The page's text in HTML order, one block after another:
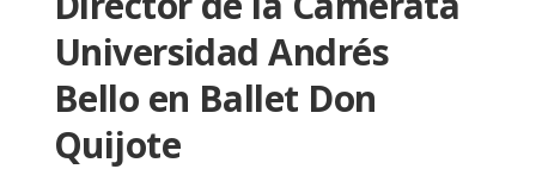
Universidad Andrés
Bello en Ballet Don
Quijote